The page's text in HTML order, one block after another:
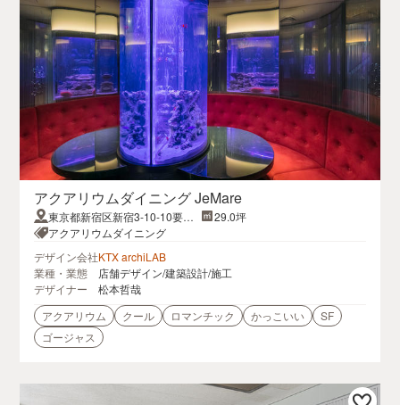
アクアリウムダイニング JeMare
東京都新宿区新宿3-10-10要会
館4F
29.0坪
アクアリウムダイニング
デザイン会社KTX archiLAB
業種・業態
店舗デザイン/建築設計/施工
デザイナー
松本哲哉
アクアリウム
クール ロマンチック かっこいい
SF
ゴージャス